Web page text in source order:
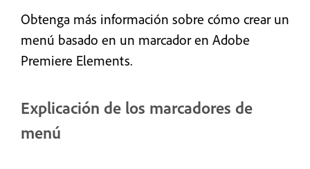
Obtenga más información sobre cómo crear un
menú basado en un marcador en Adobe
Premiere Elements.
Explicación de los marcadores de
menú